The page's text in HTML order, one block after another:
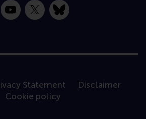
YouTube
X Bluesky
Statement
Disclaimer
Cookie policy